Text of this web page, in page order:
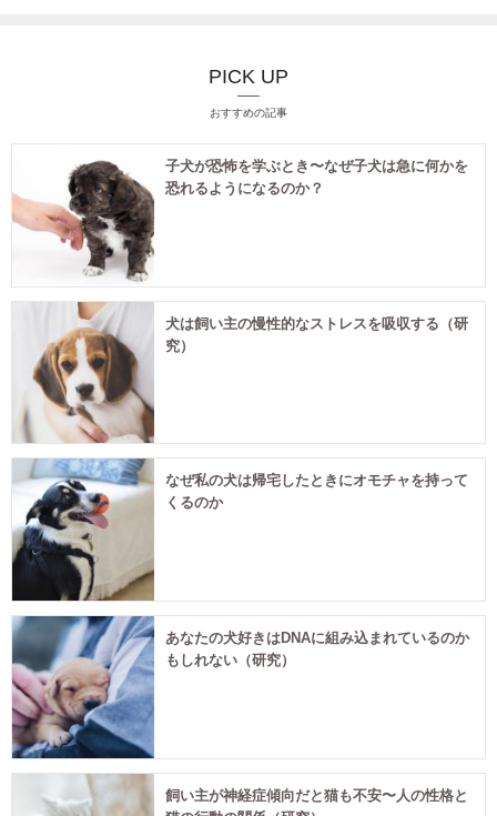
PICK UP
おすすめの記事
子犬が恐怖を学ぶとき〜なぜ子犬は急に何かを
恐れるようになるのか？
犬は飼い主の慢性的なストレスを吸収する（研
究）
なぜ私の犬は帰宅したときにオモチャを持って
くるのか
あなたの犬好きはDNAに組み込まれているのか
もしれない（研究）
飼い主が神経症傾向だと猫も不安〜人の性格と